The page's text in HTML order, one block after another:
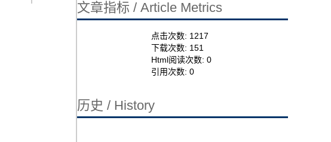
文章指标 / Article Metrics
点击次数: 1217
下载次数: 151
Html阅读次数:0
引用次数:0
历史 / History